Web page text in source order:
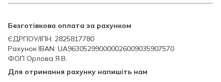
Безготівкова оплата за рахунком
ЄДРПОУ/ІПН: 2825817780
Рахунок IBAN: UA963052990000026009035907570
ФОП Орлова Я.В.
Для отримання рахунку напишіть нам